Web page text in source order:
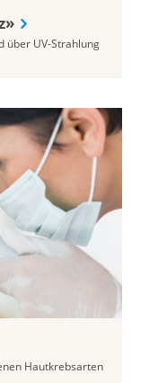
über UV-Strahlung
Hautkrebsarten